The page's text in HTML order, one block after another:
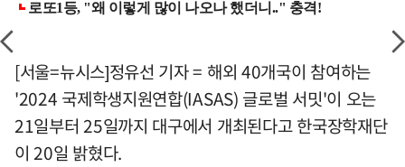
[서울=뉴시스]정유선 기자 = 해외 40개국이 참여하는
'2024 국제학생지원연합(IASAS) 글로벌 서밋'이 오는
21일부터 25일까지 대구에서 개최된다고 한국장학재단
이 20일 밝혔다.